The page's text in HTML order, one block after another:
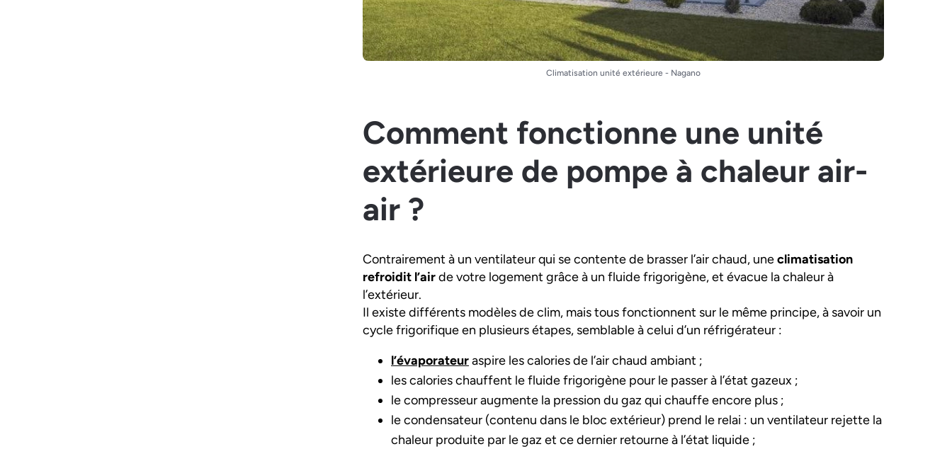
Climatisation unité extérieure - Nagano
Comment fonctionne une unité
extérieure de pompe à chaleur air-
air ?
Contrairement à un ventilateur qui se contente de brasser l’air chaud, uneclimatisation
refroidit l’airde votre logement grâce à un fluide frigorigène, et évacue la chaleur à
l’extérieur.
Il existe différents modèles de clim, mais tous fonctionnent sur le même principe, à savoir un
cycle frigorifique en plusieurs étapes, semblable à celui d’un réfrigérateur :
l’évaporateuraspire les calories de l’air chaud ambiant ;
les calories chauffent le fluide frigorigène pour le passer à l’état gazeux ;
le compresseur augmente la pression du gaz qui chauffe encore plus ;
le condensateur (contenu dans le bloc extérieur) prend le relai : un ventilateur rejette la
chaleur produite par le gaz et ce dernier retourne à l’état liquide ;